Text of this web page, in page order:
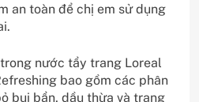
an toàn để chị em sử dụng
nước tẩy trang Loreal
bao gồm các phân
bụi bẩn, dầu thừa và trang